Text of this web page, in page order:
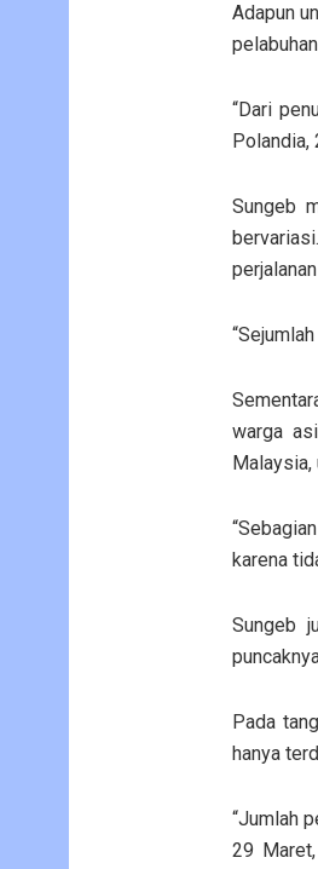
Adapun
“Dari
Polandia,
Sungeb
warga
karena
Sungeb
Pada
hanya
“Jumlah
29